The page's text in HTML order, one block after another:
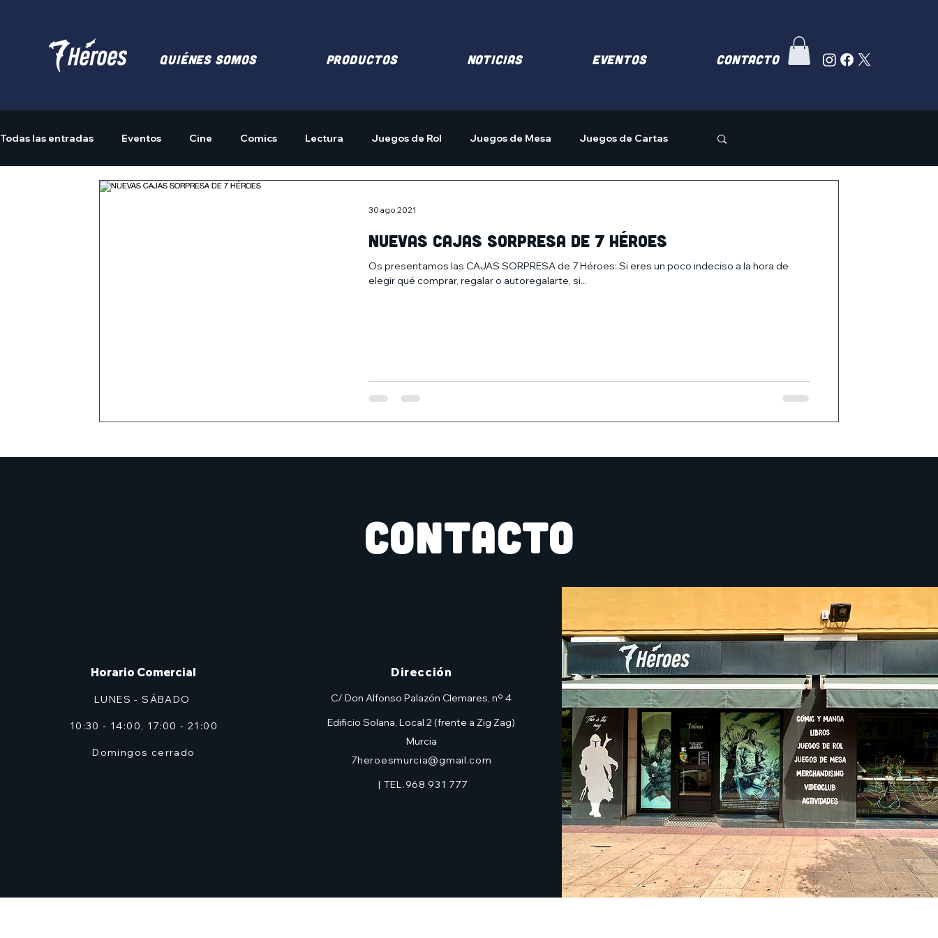
Quiénes somos PRODUCTOS NOTICIAS EVENTOS Contacto
Todas las entradas Eventos Cine Comics Lectura Juegos de Rol Juegos de Mesa Juegos de Cartas
NUEVAS CAJAS SORPRESA DE 7 HÉROES
Os presentamos las CAJAS SORPRESA de 7 Héroes: Si eres un poco indeciso a la hora de
elegir qué comprar, regalar o autoregalarte, si...
30 ago 2021
CONTACTO
Horario Comercial
LUNES - SÁBADO
10:30 - 14:00, 17:00 - 21:00
Domingos cerrado
Dirección
C/ Don Alfonso Palazón Clemares, nº 4
Edificio Solana, Local 2 (frente a Zig Zag)
Murcia
7heroesmurcia@gmail.com
| TEL.968 931 777